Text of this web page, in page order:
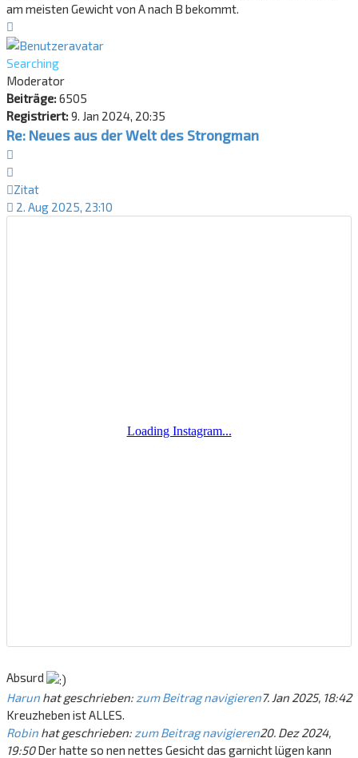
am meisten Gewicht von A nach B bekommt.
oben
Searching
Moderator
Beiträge:6505
Registriert:9. Jan 2024, 20:35
Re: Neues aus der Welt des Strongman
Zitat
2. Aug 2025, 23:10
Absurd
Harun hat geschrieben: zum Beitrag navigieren7. Jan 2025, 18:42
Kreuzheben ist ALLES.
Robin hat geschrieben: zum Beitrag navigieren20. Dez 2024,
19:50Der hatte so nen nettes Gesicht das garnicht lügen kann